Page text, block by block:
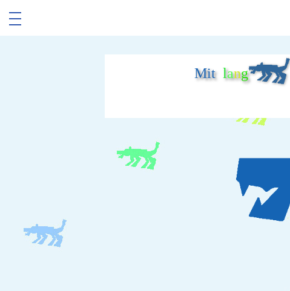
Mit lang